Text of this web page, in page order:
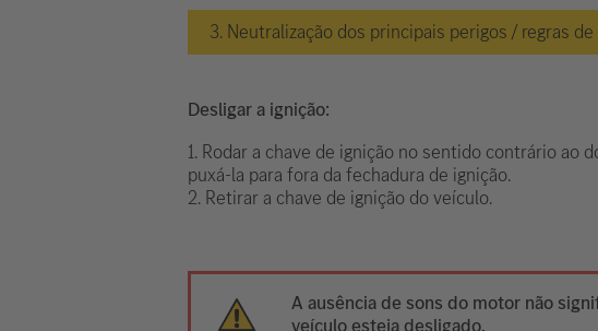
3. Neutralização dos principais perigos / regras
Desligar a ignição:
1. Rodar a chave de ignição no sentido contrário ao
puxá-la para fora da fechadura de ignição.
2. Retirar a chave de ignição do veículo.
A ausência de sons do motor não